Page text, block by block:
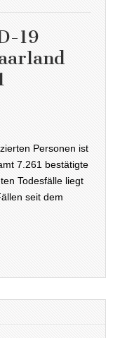
19
Personen ist
7.261 bestätigte
Todesfälle liegt
seit dem